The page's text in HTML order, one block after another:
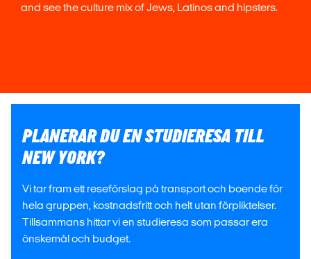
and see the culture mix of Jews, Latinos and hipsters.
PLANERAR DU EN STUDIERESA TILL
NEW YORK?
Vi tar fram ett reseförslag på transport och boende för
hela gruppen, kostnadsfritt och helt utan förpliktelser.
Tillsammans hittar vi en studieresa som passar era
önskemål och budget.